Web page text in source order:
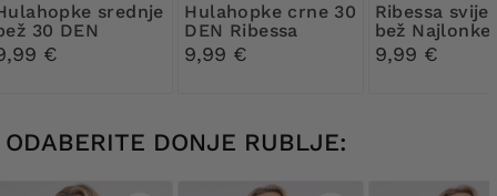
30 DEN
€
Hulahopke crne 30
DEN Ribessa
9,99 €
Ribessa svijetlo
bež Najlonke
DEN
9,99 €
ODABERITE DONJE RUBLJE: